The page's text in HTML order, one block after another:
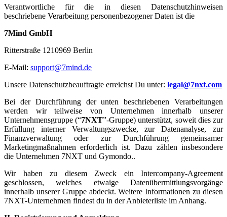
Verantwortliche für die in diesen Datenschutzhinweisen
beschriebene Verarbeitung personenbezogener Daten ist die
7Mind GmbH
Ritterstraße 1210969 Berlin
E-Mail: support@7mind.de
Unsere Datenschutzbeauftragte erreichst Du unter: legal@7nxt.com
Bei der Durchführung der unten beschriebenen Verarbeitungen
werden wir teilweise von Unternehmen innerhalb unserer
Unternehmensgruppe (“7NXT”-Gruppe) unterstützt, soweit dies zur
Erfüllung interner Verwaltungszwecke, zur Datenanalyse, zur
Finanzverwaltung oder zur Durchführung gemeinsamer
Marketingmaßnahmen erforderlich ist. Dazu zählen insbesondere
die Unternehmen 7NXT und Gymondo..
Wir haben zu diesem Zweck ein Intercompany-Agreement
geschlossen, welches etwaige Datenübermittlungsvorgänge
innerhalb unserer Gruppe abdeckt. Weitere Informationen zu diesen
7NXT-Unternehmen findest du in der Anbieterliste im Anhang.